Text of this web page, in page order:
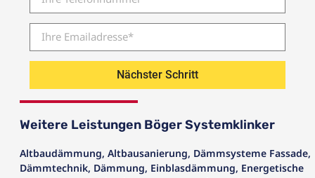
Nächster Schritt
Weitere Leistungen Böger Systemklinker
Altbaudämmung, Altbausanierung, Dämmsysteme Fassade,
Dämmtechnik, Dämmung, Einblasdämmung, Energetische